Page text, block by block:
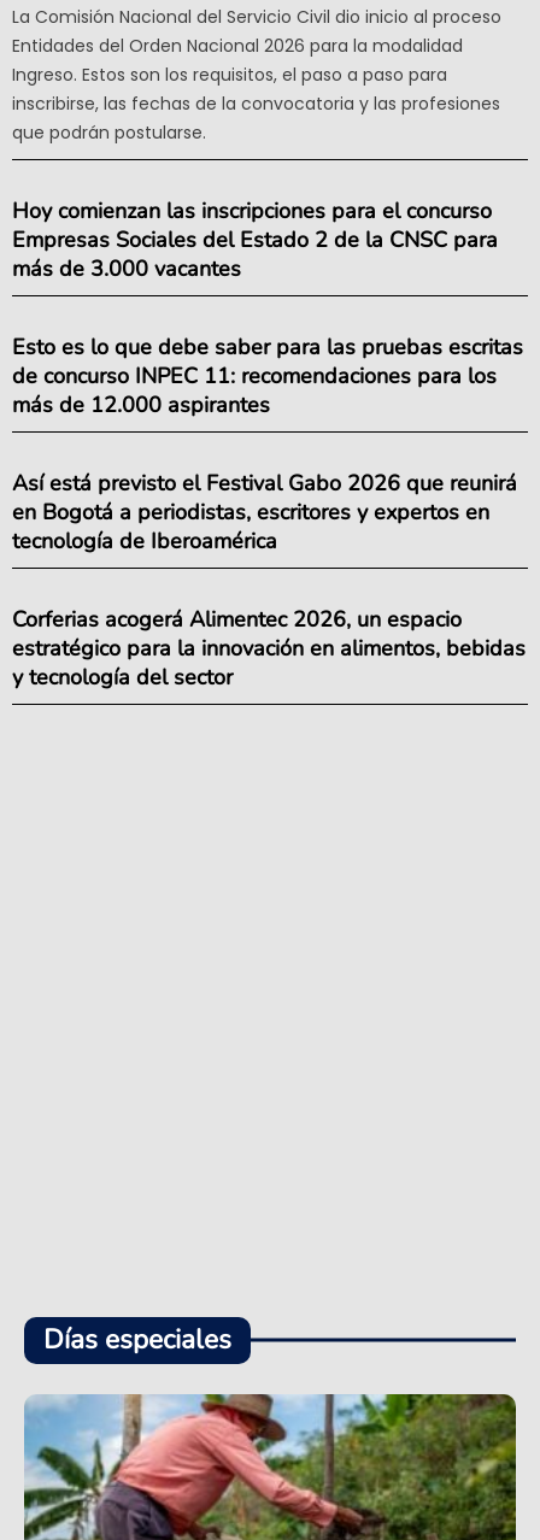
La Comisión Nacional del Servicio Civil dio inicio al proceso
Entidades del Orden Nacional 2026 para la modalidad
Ingreso. Estos son los requisitos, el paso a paso para
inscribirse, las fechas de la convocatoria y las profesiones
que podrán postularse.
Hoy comienzan las inscripciones para el concurso
Empresas Sociales del Estado 2 de la CNSC para
más de 3.000 vacantes
Esto es lo que debe saber para las pruebas escritas
de concurso INPEC 11: recomendaciones para los
más de 12.000 aspirantes
Así está previsto el Festival Gabo 2026 que reunirá
en Bogotá a periodistas, escritores y expertos en
tecnología de Iberoamérica
Corferias acogerá Alimentec 2026, un espacio
estratégico para la innovación en alimentos, bebidas
y tecnología del sector
Días especiales